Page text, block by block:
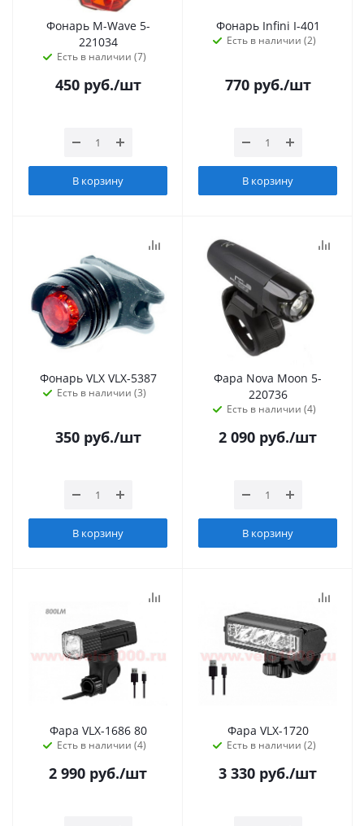
Фонарь M-Wave 5-
221034
Есть в наличии (7)
450руб./шт
В корзину
Фонарь Infini I-401
Есть в наличии (2)
770руб./шт
В корзину
Фонарь VLX VLX-5387
Есть в наличии (3)
350руб./шт
В корзину
Фара Nova Moon 5-
220736
Есть в наличии (4)
2 090 руб./шт
В корзину
Фара VLX-1686 80
Есть в наличии (4)
2 990 руб./шт
Фара VLX-1720
Есть в наличии (2)
3 330 руб./шт